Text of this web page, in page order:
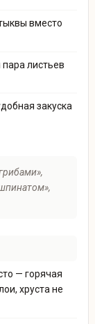
вместо
листьев
закуска
— горячая
хруста не